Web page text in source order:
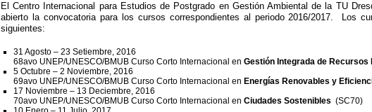
El Centro Internacional para Estudios de Postgrado en Gestión Ambiental de la TU
abierto la convocatoria para los cursos correspondientes al periodo 2016/2017. Los
siguientes:
31 Agosto – 23 Setiembre, 2016
68avo UNEP/UNESCO/BMUB Curso Corto Internacional en Gestión Integrada de Recursos
5 Octubre – 2 Noviembre, 2016
69avo UNEP/UNESCO/BMUB Curso Corto Internacional en Energías Renovables y
17 Noviembre – 13 Deciembre, 2016
70avo UNEP/UNESCO/BMUB Curso Corto Internacional en Ciudades Sostenibles (SC70)